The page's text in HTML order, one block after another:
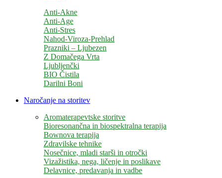
Anti-Akne
Anti-Age
Anti-Stres
Nahod-Viroza-Prehlad
Prazniki – Ljubezen
Z Domačega Vrta
Ljubljenčki
BIO Čistila
Darilni Boni
Naročanje na storitev
Aromaterapevtske storitve
Bioresonančna in biospektralna terapija
Bownova terapija
Zdravilske tehnike
Nosečnice, mladi starši in otročki
Vizažistika, nega, ličenje in poslikave
Delavnice, predavanja in vadbe